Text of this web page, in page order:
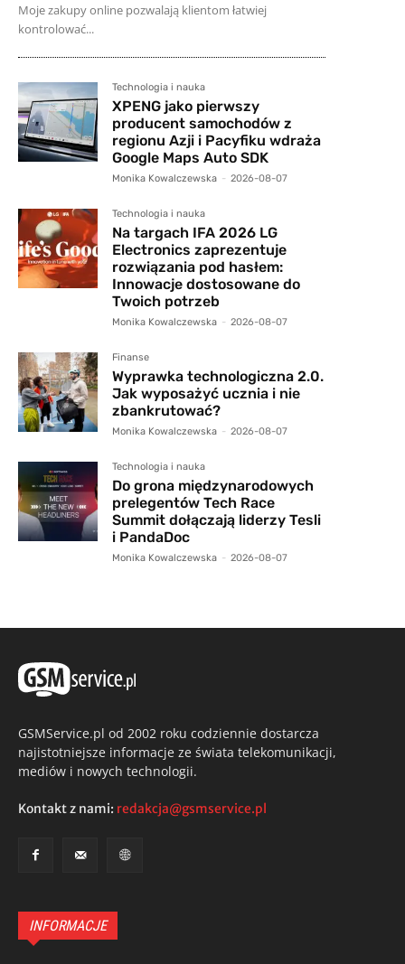
Moje zakupy online pozwalają klientom łatwiej
kontrolować...
Technologia i nauka
XPENG jako pierwszy
producent samochodów z
regionu Azji i Pacyfiku wdraża
Google Maps Auto SDK
Monika Kowalczewska - 2026-08-07
Technologia i nauka
Na targach IFA 2026 LG
Electronics zaprezentuje
rozwiązania pod hasłem:
Innowacje dostosowane do
Twoich potrzeb
Monika Kowalczewska - 2026-08-07
Finanse
Wyprawka technologiczna 2.0.
Jak wyposażyć ucznia i nie
zbankrutować?
Monika Kowalczewska - 2026-08-07
Technologia i nauka
Do grona międzynarodowych
prelegentów Tech Race
Summit dołączają liderzy Tesli
i PandaDoc
Monika Kowalczewska - 2026-08-07
GSMService.pl od 2002 roku codziennie dostarcza
najistotniejsze informacje ze świata telekomunikacji,
mediów i nowych technologii.
Kontakt z nami: redakcja@gsmservice.pl
INFORMACJE